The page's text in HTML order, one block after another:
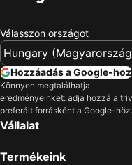
Válasszon országot
Hozzáadás a Google-hoz
Könnyen megtalálhatja
eredményeinket: adja hozzá a
preferált forrásként a Google-höz.
Vállalat
Termékeink